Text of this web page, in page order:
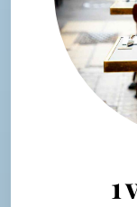
1